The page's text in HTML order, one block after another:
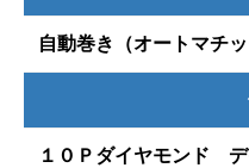
自動巻き（オートマチッ
１０Ｐダイヤモンド